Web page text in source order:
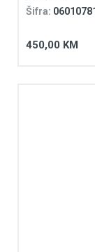
Šifra:
450,00 KM